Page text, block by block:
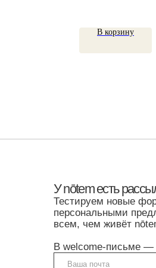
В корзину
У nōtem есть рассылка